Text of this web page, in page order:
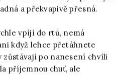
a překvapivě přesná.
vpíjí do rtů, nemá
když lehce přetáhnete
po nanesení chvíli
příjemnou chuť, ale